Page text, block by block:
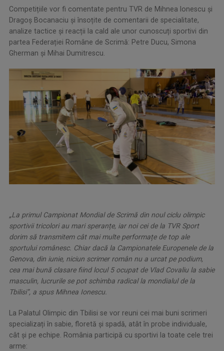
Competițiile vor fi comentate pentru TVR de Mihnea Ionescu și
Dragoș Bocanaciu și însoțite de comentarii de specialitate,
analize tactice și reacții la cald ale unor cunoscuți sportivi din
partea Federației Române de Scrimă: Petre Ducu, Simona
Gherman și Mihai Dumitrescu.
„La primul Campionat Mondial de Scrimă din noul ciclu olimpic
sportivii tricolori au mari speranțe, iar noi cei de la TVR Sport
dorim să transmitem cât mai multe performațe de top ale
sportului românesc. Chiar dacă la Campionatele Europenele de la
Genova, din iunie, niciun scrimer român nu a urcat pe podium,
cea mai bună clasare fiind locul 5 ocupat de Vlad Covaliu la sabie
masculin, lucrurile se pot schimba radical la mondialul de la
Tbilisi”, a spus Mihnea Ionescu.
La Palatul Olimpic din Tbilisi se vor reuni cei mai buni scrimeri
specializați în sabie, floretă și spadă, atât în probe individuale,
cât și pe echipe. România participă cu sportivi la toate cele trei
arme: